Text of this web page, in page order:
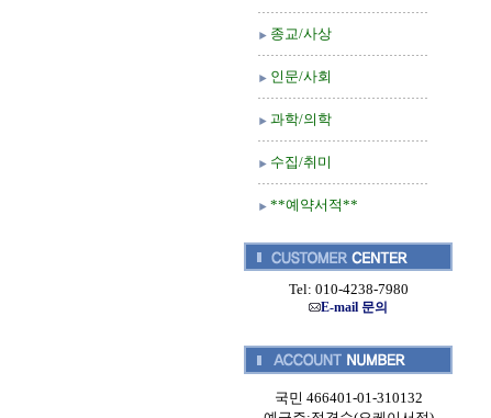
종교/사상
인문/사회
과학/의학
수집/취미
**예약서적**
Tel: 010-4238-7980
E-mail 문의
국민 466401-01-310132